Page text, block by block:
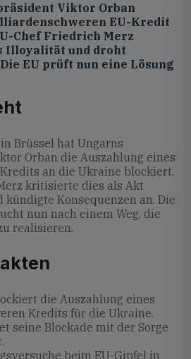
Viktor Orban
EU-Kredit
Chef Friedrich Merz
Illoyalität und droht
EU prüft nun eine Lösung
Brüssel hat Ungarns
Orban die Auszahlung eines
an die Ukraine blockiert.
kritisierte dies als Akt
Konsequenzen an. Die
nun nach einem Weg, die
realisieren.
die Auszahlung eines
Kredits für die Ukraine.
seine Blockade mit der Sorge
beim EU-Gipfel in